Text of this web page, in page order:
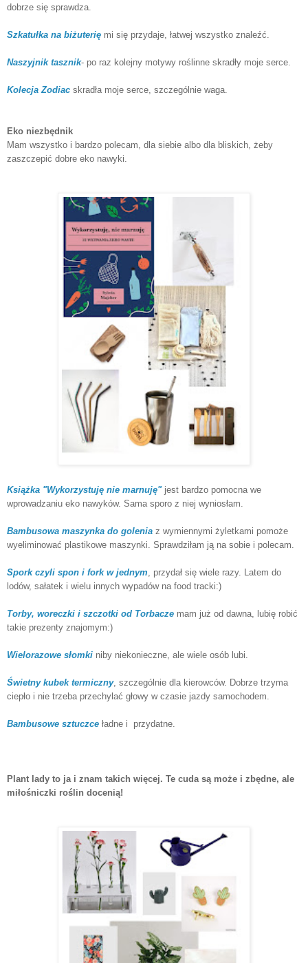
dobrze się sprawdza.
Szkatułka na biżuterię mi się przydaje, łatwej wszystko znaleźć.
Naszyjnik tasznik- po raz kolejny motywy roślinne skradły moje serce.
Kolecja Zodiac skradła moje serce, szczególnie waga.
Eko niezbędnik
Mam wszystko i bardzo polecam, dla siebie albo dla bliskich, żeby
zaszczepić dobre eko nawyki.
Książka "Wykorzystuję nie marnuję"jest bardzo pomocna we
wprowadzaniu eko nawyków. Sama sporo z niej wyniosłam.
Bambusowa maszynka do golenia z wymiennymi żyletkami pomoże
wyeliminować plastikowe maszynki. Sprawdziłam ją na sobie i polecam.
Spork czyli spon i fork w jednym , przydał się wiele razy. Latem do
lodów, sałatek i wielu innych wypadów na food tracki:)
Torby, woreczki i szczotki od Torbacze mam już od dawna, lubię robić
takie prezenty znajomym:)
Wielorazowe słomki niby niekonieczne, ale wiele osób lubi.
Świetny kubek termiczny, szczególnie dla kierowców. Dobrze trzyma
ciepło i nie trzeba przechylać głowy w czasie jazdy samochodem.
Bambusowe sztuczce ładne i przydatne.
Plant lady to ja i znam takich więcej. Te cuda są może i zbędne, ale
miłośniczki roślin docenią!